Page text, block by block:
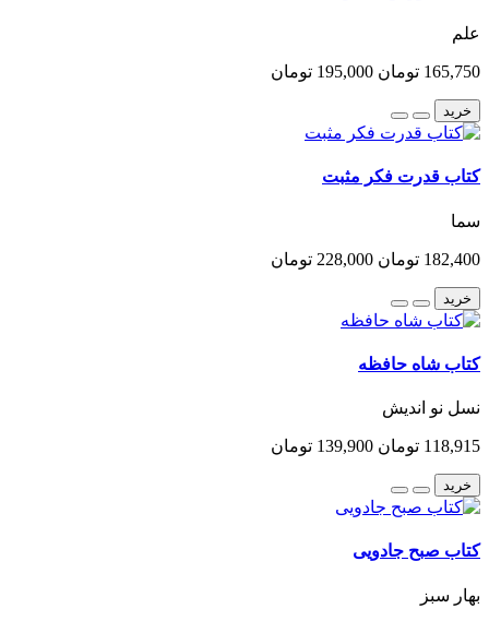
علم
165,750 تومان 195,000 تومان
خرید
کتاب قدرت فکر مثبت
سما
182,400 تومان 228,000 تومان
خرید
کتاب شاه حافظه
نسل نو اندیش
118,915 تومان 139,900 تومان
خرید
کتاب صبح جادویی
بهار سبز